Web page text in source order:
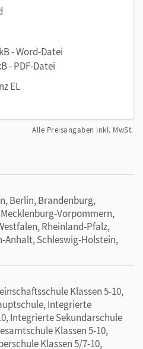
- Word-Datei
- PDF-Datei
EL
Alle Preisangaben inkl. MwSt.
Berlin, Brandenburg,
Vorpommern,
Rheinland-Pfalz,
Anhalt, Schleswig-Holstein,
Klassen 5-10,
Integrierte
Integrierte Sekundarschule
Klassen 5-10,
Klassen 5/7-10,